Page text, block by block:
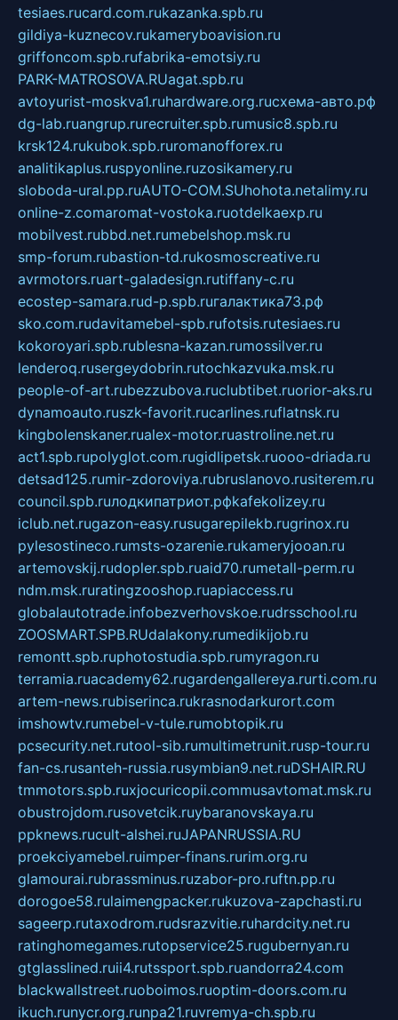
tesiaes.rucard.com.rukazanka.spb.ru
gildiya-kuznecov.rukameryboavision.ru
griffoncom.spb.rufabrika-emotsiy.ru
PARK-MATROSOVA.RUagat.spb.ru
avtoyurist-moskva1.ruhardware.org.ruсхема-авто.рф
dg-lab.ruangrup.rurecruiter.spb.rumusic8.spb.ru
krsk124.rukubok.spb.ruromanofforex.ru
analitikaplus.ruspyonline.ruzosikamery.ru
sloboda-ural.pp.ruAUTO-COM.SUhohota.netalimy.ru
online-z.comaromat-vostoka.ruotdelkaexp.ru
mobilvest.rubbd.net.rumebelshop.msk.ru
smp-forum.rubastion-td.rukosmoscreative.ru
avrmotors.ruart-galadesign.rutiffany-c.ru
ecostep-samara.rud-p.spb.ruгалактика73.рф
sko.com.rudavitamebel-spb.rufotsis.rutesiaes.ru
kokoroyari.spb.rublesna-kazan.rumossilver.ru
lenderoq.rusergeydobrin.rutochkazvuka.msk.ru
people-of-art.rubezzubova.ruclubtibet.ruorior-aks.ru
dynamoauto.ruszk-favorit.rucarlines.ruflatnsk.ru
kingbolenskaner.rualex-motor.ruastroline.net.ru
act1.spb.rupolyglot.com.rugidlipetsk.ruooo-driada.ru
detsad125.rumir-zdoroviya.rubruslanovo.rusiterem.ru
council.spb.ruлодкипатриот.рфkafekolizey.ru
iclub.net.rugazon-easy.rusugarepilekb.rugrinox.ru
pylesostineco.rumsts-ozarenie.rukameryjooan.ru
artemovskij.rudopler.spb.ruaid70.rumetall-perm.ru
ndm.msk.ruratingzooshop.ruapiaccess.ru
globalautotrade.infobezverhovskoe.rudrsschool.ru
ZOOSMART.SPB.RUdalakony.rumedikijob.ru
remontt.spb.ruphotostudia.spb.rumyragon.ru
terramia.ruacademy62.rugardengallereya.rurti.com.ru
artem-news.rubiserinca.rukrasnodarkurort.com
imshowtv.rumebel-v-tule.rumobtopik.ru
pcsecurity.net.rutool-sib.rumultimetrunit.rusp-tour.ru
fan-cs.rusanteh-russia.rusymbian9.net.ruDSHAIR.RU
tmmotors.spb.ruxjocuricopii.commusavtomat.msk.ru
obustrojdom.rusovetcik.ruybaranovskaya.ru
ppknews.rucult-alshei.ruJAPANRUSSIA.RU
proekciyamebel.ruimper-finans.rurim.org.ru
glamourai.rubrassminus.ruzabor-pro.ruftn.pp.ru
dorogoe58.rulaimengpacker.rukuzova-zapchasti.ru
sageerp.rutaxodrom.rudsrazvitie.ruhardcity.net.ru
ratinghomegames.rutopservice25.rugubernyan.ru
gtglasslined.ruii4.rutssport.spb.ruandorra24.com
blackwallstreet.ruoboimos.ruoptim-doors.com.ru
ikuch.runycr.org.runpa21.ruvremya-ch.spb.ru